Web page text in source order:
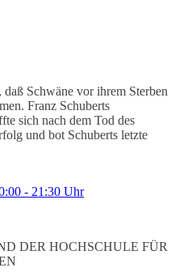
Schwäne vor ihrem Sterben
Franz Schuberts
sich nach dem Tod des
und bot Schuberts letzte
- 21:30 Uhr
DER HOCHSCHULE FÜR